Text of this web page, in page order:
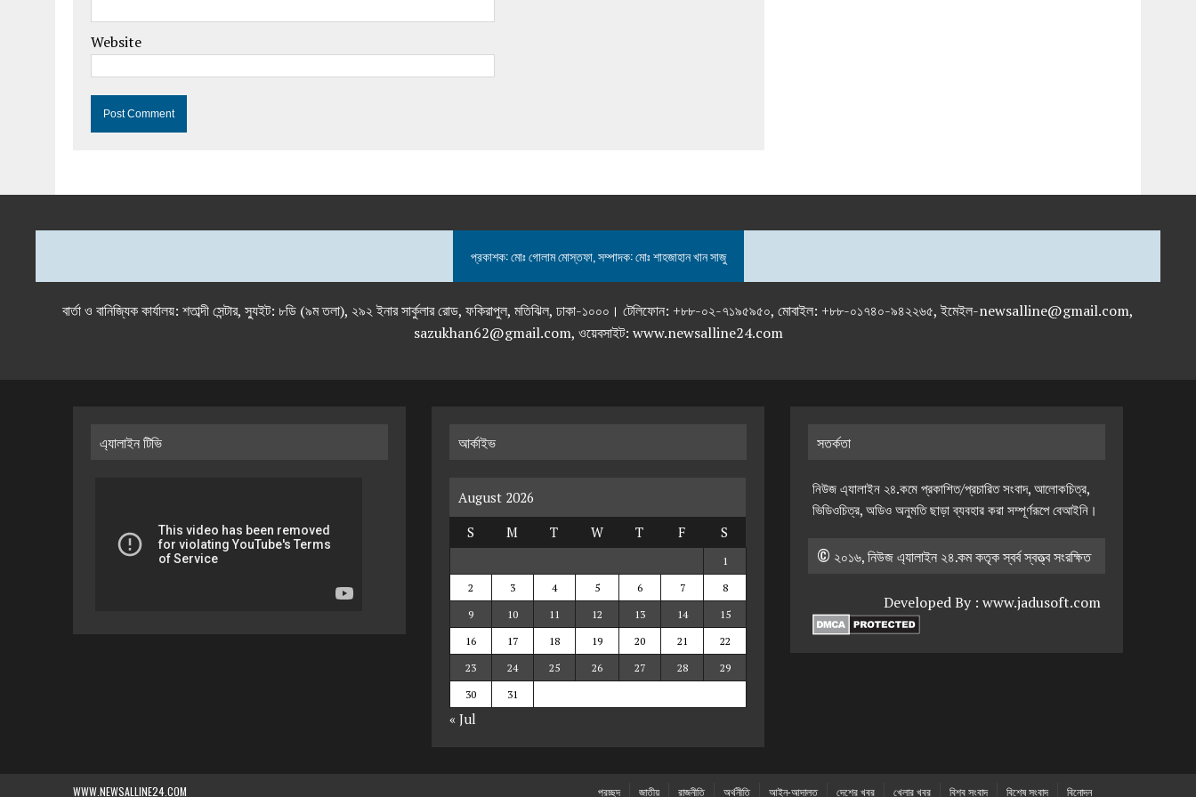
Website
প্রকাশক: মোঃ গোলাম মোস্তফা, সম্পাদক: মোঃ শাহজাহান খান সাজু
বার্তা ও বানিজ্যিক কার্যালয়: শতাব্দী সেন্টার, স্যুইট: ৮ডি (৯ম তলা), ২৯২ ইনার সার্কুলার রোড, ফকিরাপুল, মতিঝিল, ঢাকা-১০০০। টেলিফোন: +৮৮-০২-৭১৯৫৯৫০, মোবাইল: +৮৮-০১৭৪০-৯৪২২৬৫, ইমেইল-newsalline@gmail.com,
sazukhan62@gmail.com, ওয়েবসাইট: www.newsalline24.com
এ্যালাইন টিভি আর্কাইভ
August 2026
S
M T W T F S
1
2
3 4 5 6 7
8
9
10 11 12 13 14
15
16
17 18 19 20 21
22
23
24 25 26 27 28
29
30
31
« Jul
সতর্কতা
নিউজ এ্যালাইন ২৪.কমে প্রকাশিত/প্রচারিত সংবাদ, আলোকচিত্র,
ভিডিওচিত্র, অডিও অনুমতি ছাড়া ব্যবহার করা সম্পূর্ণরূপে বেআইনি।
© ২০১৬, নিউজ এ্যালাইন ২৪.কম কতৃক স্বর্ব স্বত্ত্ব সংরক্ষিত
Developed By : www.jadusoft.com
প্রচ্ছদ জাতীয় রাজনীতি অর্থনীতি আইন-আদালত দেশের খবর খেলার খবর বিশ্ব সংবাদ বিশেষ সংবাদ বিনোদন
WWW.NEWSALLINE24.COM